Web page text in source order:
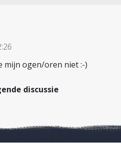
mijn ogen/oren niet :-)
discussie